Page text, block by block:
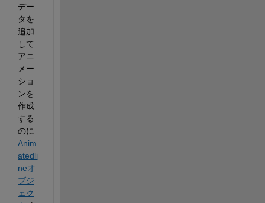
デー
タを
追加
して
アニ
メー
ショ
ンを
作成
する
のに
Anim
atedli
neオ
ブジ
ェク